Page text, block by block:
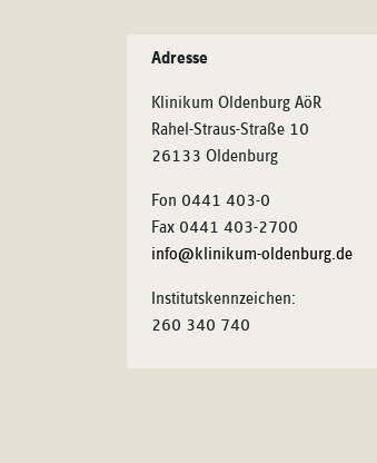
Adresse
Klinikum Oldenburg AöR
Rahel-Straus-Straße 10
26133 Oldenburg
Fon 0441 403-0
Fax 0441 403-2700
info@klinikum-oldenburg.de
Institutskennzeichen:
260 340 740